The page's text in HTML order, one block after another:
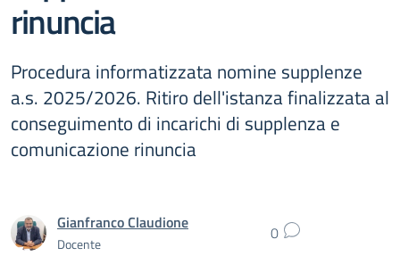
rinuncia
Procedura informatizzata nomine supplenze
a.s. 2025/2026. Ritiro dell'istanza finalizzata al
conseguimento di incarichi di supplenza e
comunicazione rinuncia
Gianfranco Claudione
Docente 0